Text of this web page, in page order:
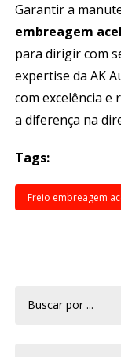
Garantir a
embreagem
para dirigir com
expertise da AK
com excelência e
a diferença na
Tags:
Freio embreagem